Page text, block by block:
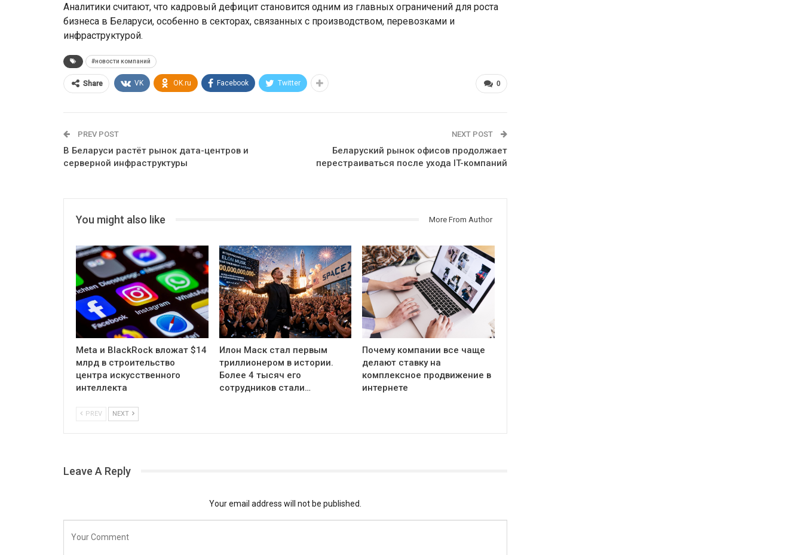
Аналитики считают, что кадровый дефицит становится одним из главных ограничений для роста
бизнеса в Беларуси, особенно в секторах, связанных с производством, перевозками и
инфраструктурой.
#новости компаний
0
Share VK OK.ru Facebook Twitter
PREV POST
В Беларуси растёт рынок дата-центров и
серверной инфраструктуры
NEXT POST
Беларуский рынок офисов продолжает
перестраиваться после ухода IT-компаний
You might also like More From Author
Meta и BlackRock вложат $14
млрд в строительство
центра искусственного
интеллекта
Илон Маск стал первым
триллионером в истории.
Более 4 тысяч его
сотрудников стали…
Почему компании все чаще
делают ставку на
комплексное продвижение в
интернете
PREV NEXT
Leave A Reply
Your email address will not be published.